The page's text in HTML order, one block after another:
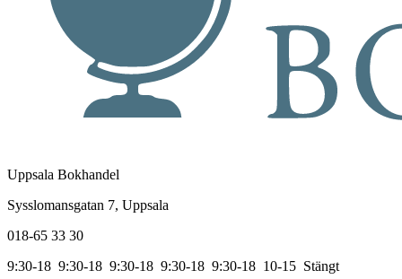
Uppsala Bokhandel
Sysslomansgatan 7, Uppsala
018-65 33 30
9:30-18 9:30-18 9:30-18 9:30-18 9:30-18 10-15 Stängt